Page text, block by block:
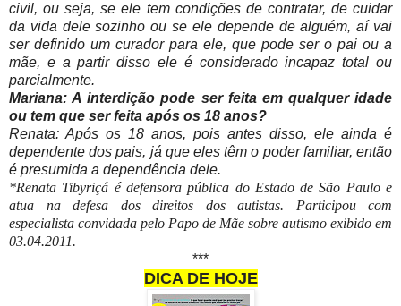
civil, ou seja, se ele tem condições de contratar, de cuidar
da vida dele sozinho ou se ele depende de alguém, aí vai
ser definido um curador para ele, que pode ser o pai ou a
mãe, e a partir disso ele é considerado incapaz total ou
parcialmente.
Mariana: A interdição pode ser feita em qualquer idade
ou tem que ser feita após os 18 anos?
Renata: Após os 18 anos, pois antes disso, ele ainda é
dependente dos pais, já que eles têm o poder familiar, então
é presumida a dependência dele.
*Renata Tibyriçá é defensora pública do Estado de São Paulo e
atua na defesa dos direitos dos autistas. Participou com
especialista convidada pelo Papo de Mãe sobre autismo exibido em
03.04.2011.
***
DICA DE HOJE